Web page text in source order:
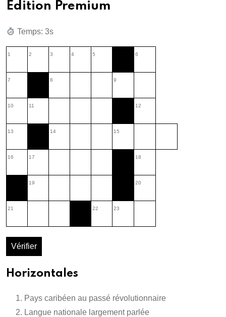
Édition Premium
Temps: 1s
1 2 3 4 5 6
7 8 9
10 11 12
13 14 15
16 17 18
19 20
21 22 23
Vérifier
Horizontales
Pays caribéen au passé révolutionnaire
Langue nationale largement parlée